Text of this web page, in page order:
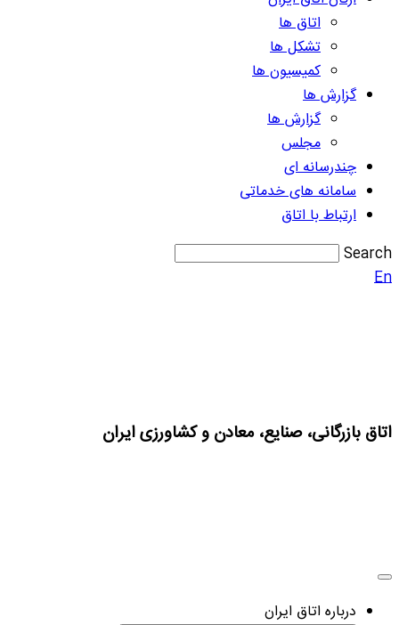
اتاق ها
تشکل ها
کمیسیون ها
گزارش ها
گزارش ها
مجلس
چندرسانه ای
سامانه های خدماتی
ارتباط با اتاق
Search
En
اتاق بازرگانی، صنایع، معادن و کشاورزی ایران
درباره اتاق ایران